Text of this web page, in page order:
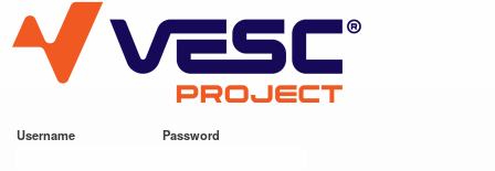
main
content
VESC Project
Username Password